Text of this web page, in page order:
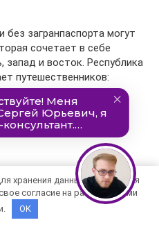
без загранпаспорта могут
сочетает в себе
запад и восток. Республика
путешественников:
хранения данных. Продолжая
согласие на работу с этими
OK